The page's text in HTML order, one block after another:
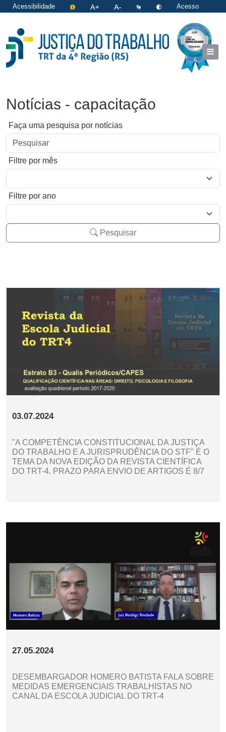
Acessibilidade
Acesso
Notícias - capacitação
Faça uma pesquisa por notícias
Filtre por mês
Filtre por ano
Pesquisar
03.07.2024
"A COMPETÊNCIA CONSTITUCIONAL DA JUSTIÇA
DO TRABALHO E A JURISPRUDÊNCIA DO STF" É O
TEMA DA NOVA EDIÇÃO DA REVISTA CIENTÍFICA
DO TRT-4. PRAZO PARA ENVIO DE ARTIGOS É 8/7
27.05.2024
DESEMBARGADOR HOMERO BATISTA FALA SOBRE
MEDIDAS EMERGENCIAIS TRABALHISTAS NO
CANAL DA ESCOLA JUDICIAL DO TRT-4